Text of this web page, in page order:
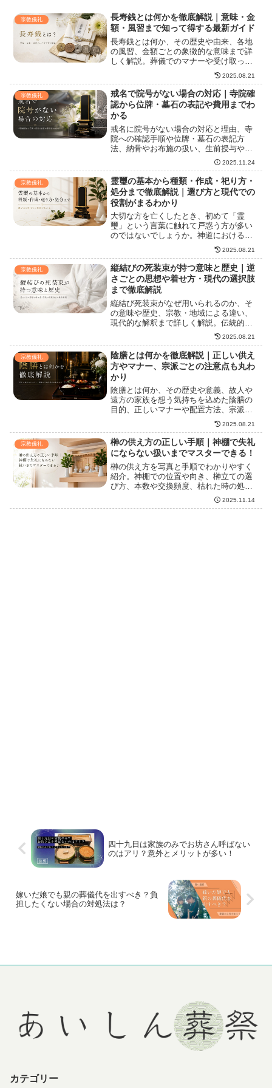
宗教儀礼
長寿銭とは何かを徹底解説｜意味・金
額・風習まで知って得する最新ガイド
長寿銭とは何か、その歴史や由来、各地
の風習、金額ごとの象徴的な意味まで詳
しく解説。葬儀でのマナーや受け取った
後の使い方、未来への意義についてもわ
かりやすく紹介し、長寿銭の全体像を学
べる内容です。
2025.08.21
宗教儀礼
戒名で院号がない場合の対応｜寺院確
認から位牌・墓石の表記や費用までわ
かる
戒名に院号がない場合の対応と理由、寺
院への確認手順や位牌・墓石の表記方
法、納骨やお布施の扱い、生前授与や後
付けの実務手順、費用目安や授与までの
期間、宗派別傾向や相続上の注意点ま
で、実務目線でわかりやすく解説しま
す。配偶者や先祖とのランク調整方法、
位牌・過去帳の整合性確認、法要での見
え方や寺院交渉のコツ、よくあるケース
と対応例も具体的に紹介。
2025.11.24
宗教儀礼
霊璽の基本から種類・作成・祀り方・
処分まで徹底解説｜選び方と現代での
役割がまるわかり
大切な方を亡くしたとき、初めて「霊
璽」という言葉に触れて戸惑う方が多い
のではないでしょうか。神道における霊
璽とは何か、位牌との違いやその現代的
な意味、準備のタイミングや正しい祀り
方など、知っておきたい疑問や不安は尽
きません。この記事では、霊...
2025.08.21
宗教儀礼
縦結びの死装束が持つ意味と歴史｜逆
さごとの思想や着せ方・現代の選択肢
まで徹底解説
縦結び死装束がなぜ用いられるのか、そ
の意味や歴史、宗教・地域による違い、
現代的な解釈まで詳しく解説。伝統的作
法から、縦結びの具体的な結び方や精神
的な背景、エンディングドレスとの融合
まで幅広く紹介します。
2025.08.21
宗教儀礼
陰膳とは何かを徹底解説｜正しい供え
方やマナー、宗派ごとの注意点も丸わ
かり
陰膳とは何か、その歴史や意義、故人や
遠方の家族を想う気持ちを込めた陰膳の
目的、正しいマナーや配置方法、宗派や
地域による違いなどを詳しく解説。陰膳
を通して大切な人を想う心の伝え方も紹
介します。
2025.08.21
宗教儀礼
榊の供え方の正しい手順｜神棚で失礼
にならない扱いまでマスターできる！
榊の供え方を写真と手順でわかりやすく
紹介。神棚での位置や向き、榊立ての選
び方、本数や交換頻度、枯れた時の処
分、造花の可否、喪中や祭事での違い、
長持ちさせる管理や日々の供養のポイン
2025.11.14
四十九日は家族のみでお坊さん呼ばない
のはアリ？意外とメリットが多い！
嫁いだ娘でも親の葬儀代を出すべき？負
担したくない場合の対処法は？
カテゴリー